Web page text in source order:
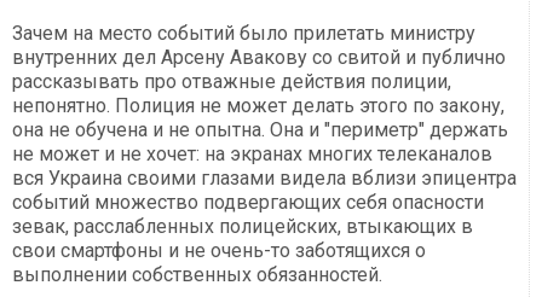
Зачем на место событий было прилетать министру
внутренних дел Арсену Авакову со свитой и публично
рассказывать про отважные действия полиции,
непонятно. Полиция не может делать этого по закону,
она не обучена и не опытна. Она и "периметр" держать
не может и не хочет: на экранах многих телеканалов
вся Украина своими глазами видела вблизи эпицентра
событий множество подвергающих себя опасности
зевак, расслабленных полицейских, втыкающих в
свои смартфоны и не очень-то заботящихся о
выполнении собственных обязанностей.